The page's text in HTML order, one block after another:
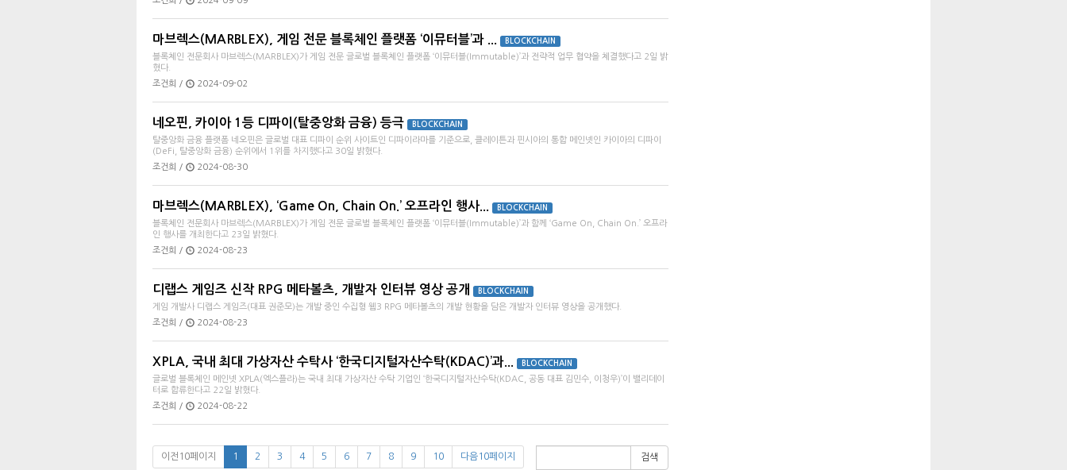
마브렉스(MARBLEX), 게임 전문 블록체인 플랫폼 ‘이뮤터블’과 ... BLOCKCHAIN
블록체인 전문회사 마브렉스(MARBLEX)가 게임 전문 글로벌 블록체인 플랫폼 ‘이뮤터블(Immutable)’과 전략적 업무 협약을 체결했다고 2일 밝
혔다.
조건희 /
2024-09-02
네오핀, 카이아 1등 디파이(탈중앙화 금융) 등극 BLOCKCHAIN
탈중앙화 금융 플랫폼 네오핀은 글로벌 대표 디파이 순위 사이트인 디파이라마를 기준으로, 클레이튼과 핀시아의 통합 메인넷인 카이아의 디파이
(DeFi, 탈중앙화 금융) 순위에서 1위를 차지했다고 30일 밝혔다.
조건희 /
2024-08-30
마브렉스(MARBLEX), ‘Game On, Chain On.’ 오프라인 행사... BLOCKCHAIN
블록체인 전문회사 마브렉스(MARBLEX)가 게임 전문 글로벌 블록체인 플랫폼 ‘이뮤터블(Immutable)’과 함께 ‘Game On, Chain On.’ 오프라
인 행사를 개최한다고 23일 밝혔다.
조건희 /
2024-08-23
디랩스 게임즈 신작 RPG 메타볼츠, 개발자 인터뷰 영상 공개 BLOCKCHAIN
게임 개발사 디랩스 게임즈(대표 권준모)는 개발 중인 수집형 웹3 RPG 메타볼츠의 개발 현황을 담은 개발자 인터뷰 영상을 공개했다.
조건희 /
2024-08-23
XPLA, 국내 최대 가상자산 수탁사 ‘한국디지털자산수탁(KDAC)’과... BLOCKCHAIN
글로벌 블록체인 메인넷 XPLA(엑스플라)는 국내 최대 가상자산 수탁 기업인 ‘한국디지털자산수탁(KDAC, 공동 대표 김민수, 이청우)’이 밸리데이
터로 합류한다고 22일 밝혔다.
조건희 /
2024-08-22
이전10페이지 1 2 3 4 5 6 7 8 9 10 다음10페이지 검색